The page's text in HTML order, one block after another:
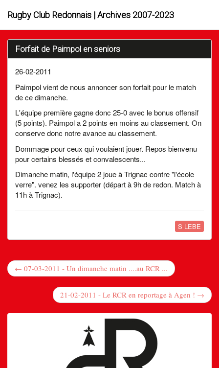
Rugby Club Redonnais | Archives 2007-2023
Forfait de Paimpol en seniors
26-02-2011
Paimpol vient de nous annoncer son forfait pour le match
de ce dimanche.
L'équipe première gagne donc 25-0 avec le bonus offensif
(5 points). Paimpol a 2 points en moins au classement. On
conserve donc notre avance au classement.
Dommage pour ceux qui voulaient jouer. Repos bienvenu
pour certains blessés et convalescents...
Dimanche matin, l'équipe 2 joue à Trignac contre "l'école
verre". venez les supporter (départ à 9h de redon. Match à
11h à Trignac).
S LEBE
← 07-03-2011 - Un dimanche matin ....au RCR ...
21-02-2011 - Le RCR en reportage à Agen ! →